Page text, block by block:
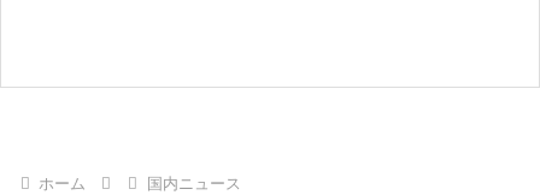
ホーム 国内ニュース